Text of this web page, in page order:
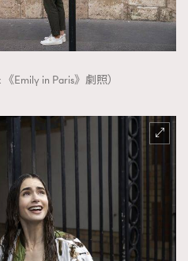
Emily in Paris》劇照）